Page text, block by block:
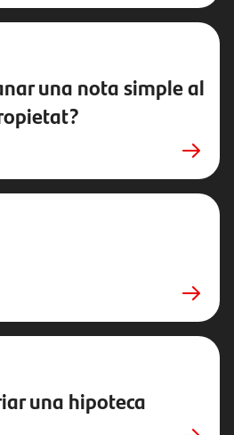
una nota simple al
una hipoteca